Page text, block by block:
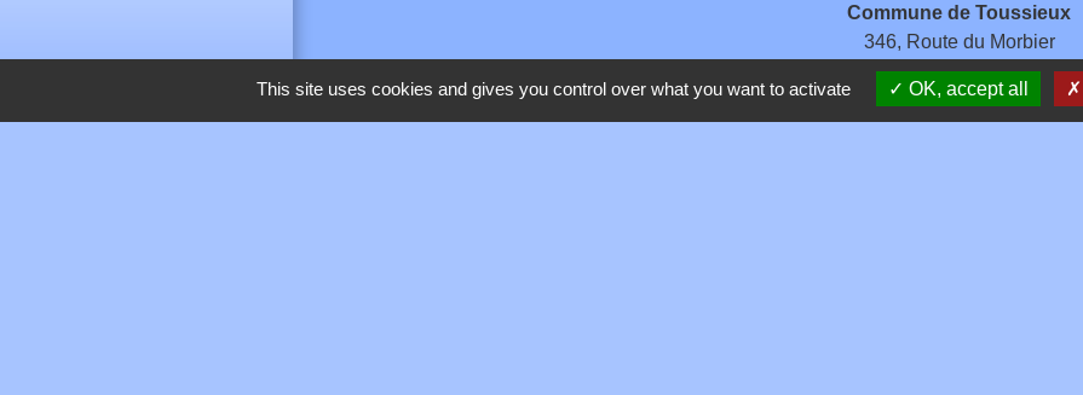
Commune de Toussieux
346, Route du Morbier
01600 Toussieux - FRANCE
+33 4 74 00 19 03
This site uses cookies and gives you control over what you want to activate OK, accept all